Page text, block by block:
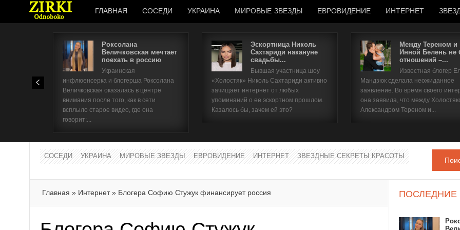
ГЛАВНАЯ СОСЕДИ УКРАИНА МИРОВЫЕ ЗВЕЗДЫ ЕВРОВИДЕНИЕ ИНТЕРНЕТ
Роксолана
Величковская мечтает
поехать в россию
Украинская
инфлюенсерка и блогерша Роксолана
Величковская оказалась в центре
внимания после того, как в сети
всплыло старое видео, где она
говорит:...
Эскортница Николь
Сахтариди накануне
свадьбы...
Бывшая участница шоу
«Холостяк» Николь Сахтариди активно
зачищает интернет от любых
упоминаний о ее эскортном прошлом.
Казалось бы, зачем ей это?
Между Тереном и
Инной Белень не
отношений –...
Известная блогер
Мандзюк сделала неожиданное
заявление. Во время своего
она заявила, что между
Александром Тереном и...
СОСЕДИ УКРАИНА МИРОВЫЕ ЗВЕЗДЫ ЕВРОВИДЕНИЕ ИНТЕРНЕТ ЗВЕЗДНЫЕ СЕКРЕТЫ КРАСОТЫ
Главная » Интернет» Блогера Софию Стужук финансирует россия ПОСЛЕДНИЕ
Имя пользователя
Забыли имя пользователя?